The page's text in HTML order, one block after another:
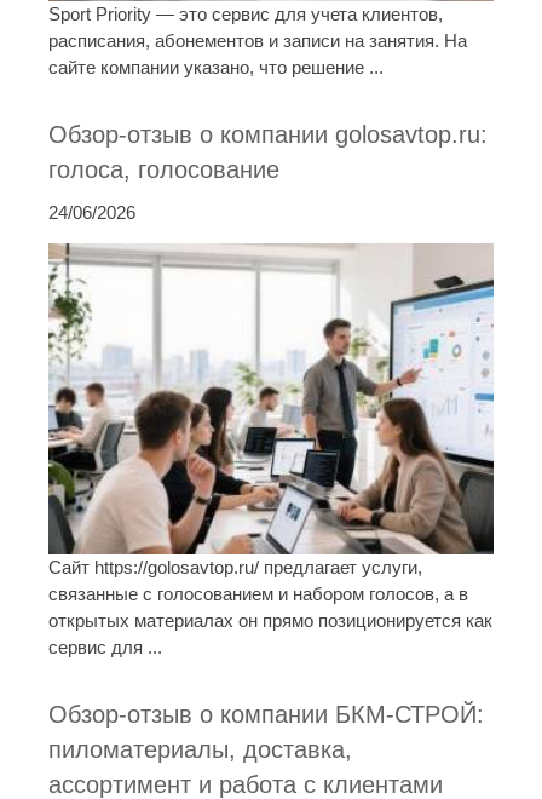
Sport Priority — это сервис для учета клиентов,
расписания, абонементов и записи на занятия. На
сайте компании указано, что решение ...
Обзор-отзыв о компании golosavtop.ru:
голоса, голосование
24/06/2026
Сайт https://golosavtop.ru/ предлагает услуги,
связанные с голосованием и набором голосов, а в
открытых материалах он прямо позиционируется как
сервис для ...
Обзор-отзыв о компании БКМ-СТРОЙ:
пиломатериалы, доставка,
ассортимент и работа с клиентами